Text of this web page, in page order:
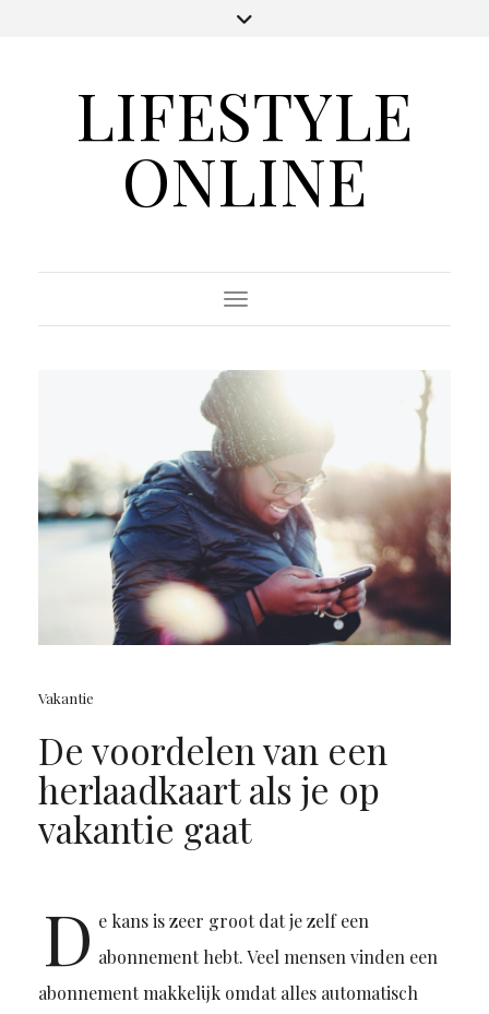
LIFESTYLE
ONLINE
Toggle Navigation
Vakantie
De voordelen van een
herlaadkaart als je op
vakantie gaat
D e kans is zeer groot dat je zelf een
abonnement hebt. Veel mensen vinden een
abonnement makkelijk omdat alles automatisch